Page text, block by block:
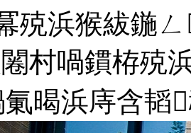
殑浜猴紱鍦
村喎鏆栫殑
暍浜庤含韬